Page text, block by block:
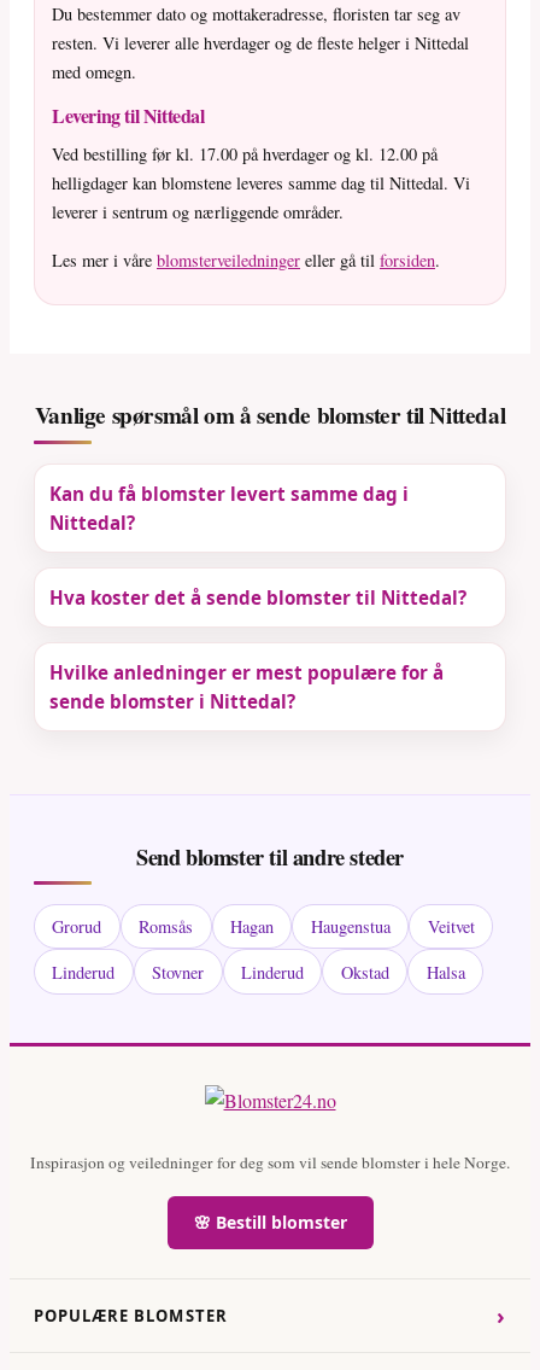
Du bestemmer dato og mottakeradresse, floristen tar seg av
resten. Vi leverer alle hverdager og de fleste helger i Nittedal
med omegn.
Levering til Nittedal
Ved bestilling før kl. 17.00 på hverdager og kl. 12.00 på
helligdager kan blomstene leveres samme dag til Nittedal. Vi
leverer i sentrum og nærliggende områder.
Les mer i våre blomsterveiledninger eller gå til forsiden.
Vanlige spørsmål om å sende blomster til Nittedal
Kan du få blomster levert samme dag i
Nittedal?
Hva koster det å sende blomster til Nittedal?
Hvilke anledninger er mest populære for å
sende blomster i Nittedal?
Send blomster til andre steder
Grorud Romsås Hagan Haugenstua
Veitvet
Linderud
Stovner Linderud Okstad Halsa
Inspirasjon og veiledninger for deg som vil sende blomster i hele Norge.
🌸 Bestill blomster
POPULÆRE BLOMSTER ›